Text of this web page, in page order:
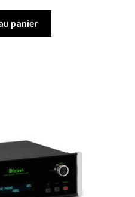
panier